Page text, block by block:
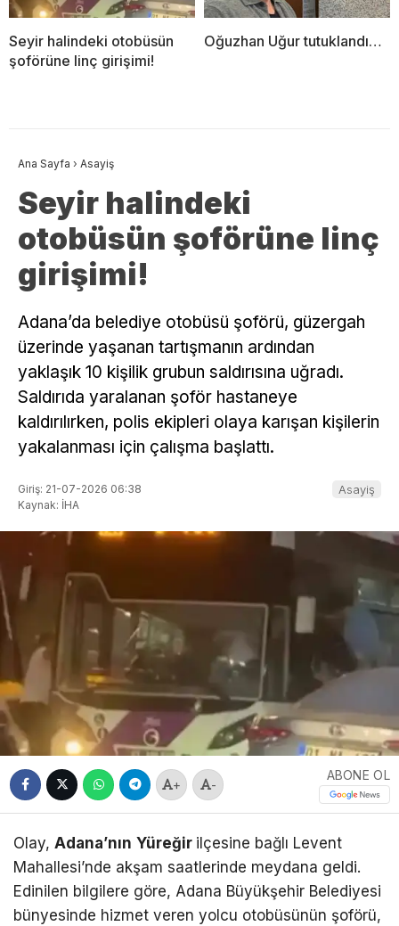
Seyir halindeki otobüsün
şoförüne linç girişimi!
Oğuzhan Uğur tutuklandı…
Ana Sayfa › Asayiş
Seyir halindeki
otobüsün şoförüne linç
girişimi!
Adana’da belediye otobüsü şoförü, güzergah
üzerinde yaşanan tartışmanın ardından
yaklaşık 10 kişilik grubun saldırısına uğradı.
Saldırıda yaralanan şoför hastaneye
kaldırılırken, polis ekipleri olaya karışan kişilerin
yakalanması için çalışma başlattı.
Giriş: 21-07-2026 06:38
Kaynak: İHA
Asayiş
+ -
ABONE OL
Olay, Adana’nın Yüreğir ilçesine bağlı Levent
Mahallesi’nde akşam saatlerinde meydana geldi.
Edinilen bilgilere göre, Adana Büyükşehir Belediyesi
bünyesinde hizmet veren yolcu otobüsünün şoförü,